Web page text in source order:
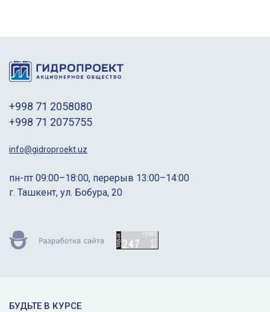
+998 71 2058080
+998 71 2075755
info@gidroproekt.uz
пн-пт 09:00–18:00, перерыв 13:00–14:00
г. Ташкент, ул. Бобура, 20
БУДЬТЕ В КУРСЕ